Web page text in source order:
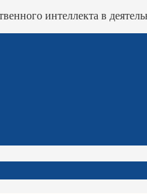
интеллекта в